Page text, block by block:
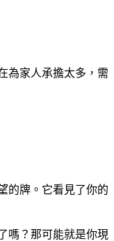
為家人承擔太多，需
的牌。它看見了你的
嗎？那可能就是你現